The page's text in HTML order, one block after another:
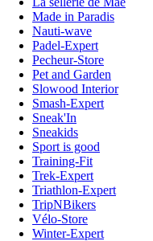
Made in Paradis
Nauti-wave
Padel-Expert
Pecheur-Store
Pet and Garden
Slowood Interior
Smash-Expert
Sneak'In
Sneakids
Sport is good
Training-Fit
Trek-Expert
Triathlon-Expert
TripNBikers
Vélo-Store
Winter-Expert